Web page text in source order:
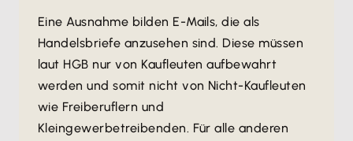
Eine Ausnahme bilden E-Mails, die als
Handelsbriefe anzusehen sind. Diese müssen
laut HGB nur von Kaufleuten aufbewahrt
werden und somit nicht von Nicht-Kaufleuten
wie Freiberuflern und
Kleingewerbetreibenden. Für alle anderen